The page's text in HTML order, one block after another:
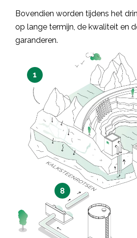
Bovendien worden tijdens het
op lange termijn, de kwaliteit en
garanderen.
1
8